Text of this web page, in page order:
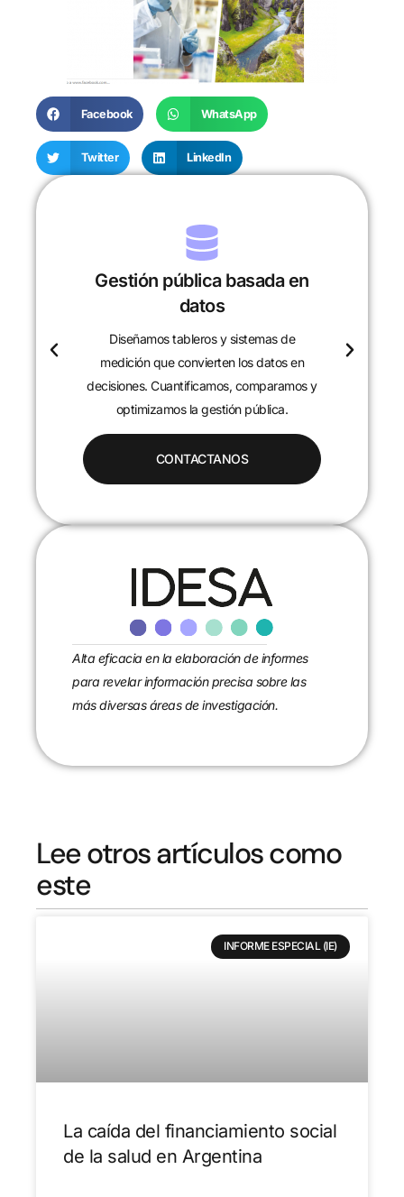
Facebook WhatsApp
Twitter LinkedIn
Gestión pública basada en
datos
Diseñamos tableros y sistemas de
medición que convierten los datos en
decisiones. Cuantificamos, comparamos y
optimizamos la gestión pública.
CONTACTANOS
Alta eficacia en la elaboración de informes
para revelar información precisa sobre las
más diversas áreas de investigación.
Lee otros artículos como
este
INFORME ESPECIAL (IE)
La caída del financiamiento social
de la salud en Argentina